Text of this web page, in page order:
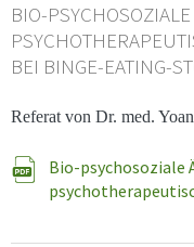
BIO-
BEI BINGE-EATING-
Referat von Dr. med.
Bio-psychosoziale